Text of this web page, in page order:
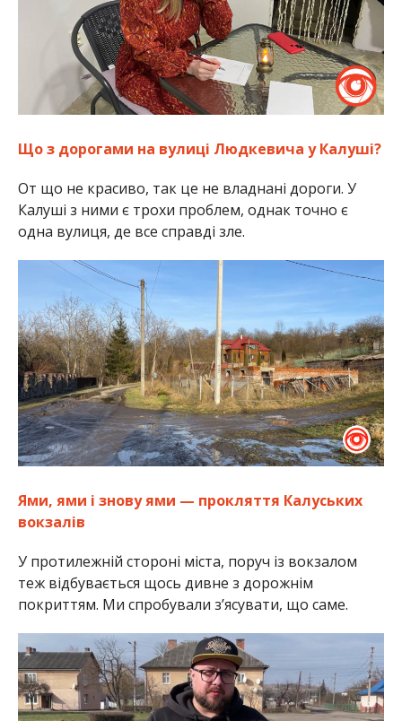
Що з дорогами на вулиці Людкевича у Калуші?
От що не красиво, так це не владнані дороги. У
Калуші з ними є трохи проблем, однак точно є
одна вулиця, де все справді зле.
Ями, ями і знову ями — прокляття Калуських
вокзалів
У протилежній стороні міста, поруч із вокзалом
теж відбувається щось дивне з дорожнім
покриттям. Ми спробували з’ясувати, що саме.